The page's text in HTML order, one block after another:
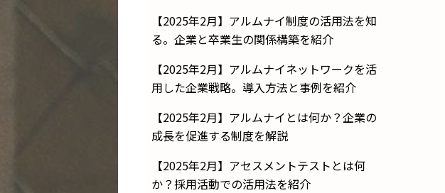
【2025年2月】アルムナイ制度の活用法を知
る。企業と卒業生の関係構築を紹介
【2025年2月】アルムナイネットワークを活
用した企業戦略。導入方法と事例を紹介
【2025年2月】アルムナイとは何か？企業の
成長を促進する制度を解説
【2025年2月】アセスメントテストとは何
か？採用活動での活用法を紹介